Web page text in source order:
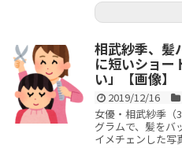
相武紗季、髪
に短いショ
い」【画像】
2019/12/16
女優・相武紗季（
グラムで、髪をバ
イメチェンした写